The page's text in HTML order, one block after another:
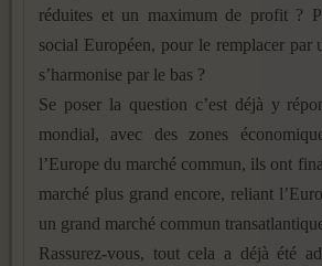
réduites et un maximum de profit ?
social Européen, pour le remplacer
s’harmonise par le bas ?
Se poser la question c’est déjà y
mondial, avec des zones
l’Europe du marché commun, ils ont
marché plus grand encore, reliant
un grand marché commun
Rassurez-vous, tout cela a déjà été